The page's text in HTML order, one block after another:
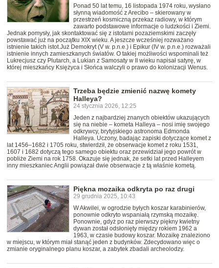
Ponad 50 lat temu, 16 listopada 1974 roku, wysłano
słynną wiadomość z Arecibo – skierowany w
przestrzeń kosmiczną przekaz radiowy, w którym
zawarto podstawowe informacje o ludzkości i Ziemi.
Jednak pomysły, jak skontaktować się z istotami pozaziemskimi zaczęły
powstawać już na początku XIX wieku. A jeszcze wcześniej rozważano
istnienie takich istot.Już Demokryt (V w. p.n.e.) i Epikur (IV w. p.n.e.) rozważali
istnienie innych zamieszkanych światów. O takiej możliwości wspominali też
Lukrecjusz czy Plutarch, a Lukian z Samosaty w II wieku napisał satyrę, w
której mieszkańcy Księżyca i Słońca walczyli o prawo do kolonizacji Wenus.
Trzeba będzie zmienić nazwę komety
Halleya?
24 stycznia 2026, 12:25
Jeden z najbardziej znanych obiektów ukazujących
się na niebie – kometa Halleya – nosi imię swojego
odkrywcy, brytyjskiego astronoma Edmonda
Halleya. Uczony, badając zapiski dotyczące komet z
lat 1456–1682 i 1705 roku, stwierdził, że obserwacje komet z roku 1531,
1607 i 1682 dotyczą tego samego obiektu oraz przewidział jego powrót w
pobliże Ziemi na rok 1758. Okazuje się jednak, że setki lat przed Halleyem
inny mieszkaniec Anglii powiązał dwie obserwacje z tą właśnie kometą.
Piękna mozaika odkryta po raz drugi
29 grudnia 2025, 10:43
W Akwilei, w ogrodzie byłych koszar karabinierów,
ponownie odkryto wspaniałą rzymską mozaikę.
Ponownie, gdyż po raz pierwszy piękny kwietny
dywan został odsłonięty między rokiem 1962 a
1963, w czasie budowy koszar. Mozaikę znaleziono
w miejscu, w którym miał stanąć jeden z budynków. Zdecydowano więc o
zmianie oryginalnego planu koszar, a zabytek zbadali archeolodzy.